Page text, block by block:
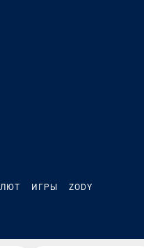
ИГРЫ ZODY